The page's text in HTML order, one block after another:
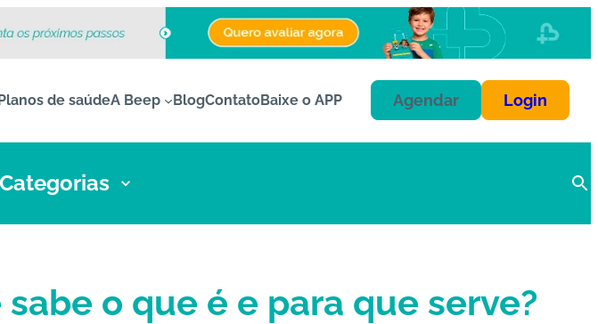
de saúdeA Beep BlogContatoBaixe o APP Agendar Login
Categorias
o que é e para que serve?